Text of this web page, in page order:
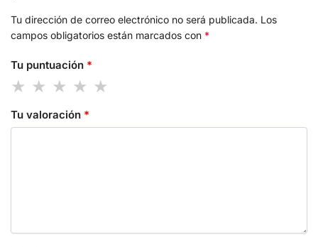
Tu dirección de correo electrónico no será publicada. Los
campos obligatorios están marcados con *
Tu puntuación *
Tu valoración *